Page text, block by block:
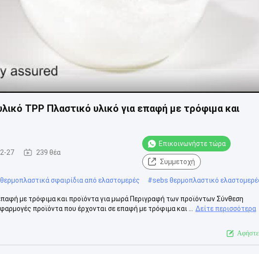
ΤΡΡ Πλαστικό υλικό για επαφή με τρόφιμα και
27 239 θέα
Επικοινωνήστε τώρα
Συμμετοχή
θερμοπλαστικά σφαιρίδια από ελαστομερές #sebs θερμοπλαστικό
με τρόφιμα και προϊόντα για μωρά Περιγραφή των προϊόντων Σύνθεση
προϊόντα που έρχονται σε επαφή με τρόφιμα και ...
Δείτε περισσότερα